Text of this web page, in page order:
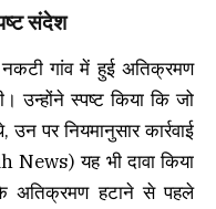
संदेश
नकटी गांव में हुई अतिक्रमण
उन्होंने स्पष्ट किया कि जो
पर नियमानुसार कार्रवाई
यह भी दावा किया
अतिक्रमण हटाने से पहले